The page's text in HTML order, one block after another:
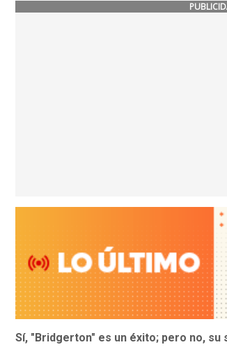
Sí, "Bridgerton" es un éxito; pero no,